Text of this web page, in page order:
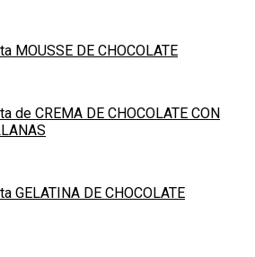
MOUSSE DE CHOCOLATE
de CREMA DE CHOCOLATE CON
GELATINA DE CHOCOLATE